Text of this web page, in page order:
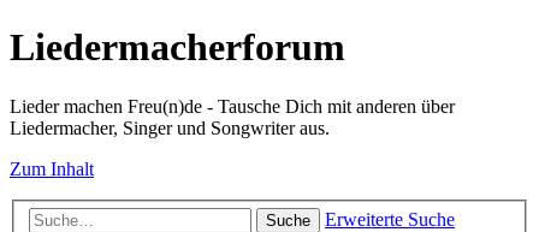
Liedermacherforum
Lieder machen Freu(n)de - Tausche Dich mit anderen über
Liedermacher, Singer und Songwriter aus.
Zum Inhalt
Suche Erweiterte Suche